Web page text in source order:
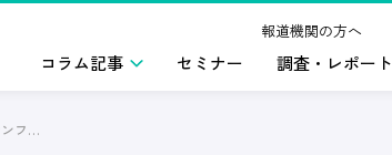
報道機関の方へ
コラム記事 セミナー 調査・レポート
【2026年2月5日開催】若手採用カンファレンス2026異次元の新卒・中途採用を勝ち抜く、新しい採用戦略。